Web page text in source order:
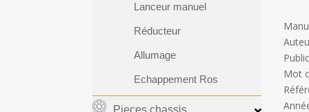
Lanceur manuel
Réducteur
Allumage
Echappement Ros
Pieces chassis
Mot